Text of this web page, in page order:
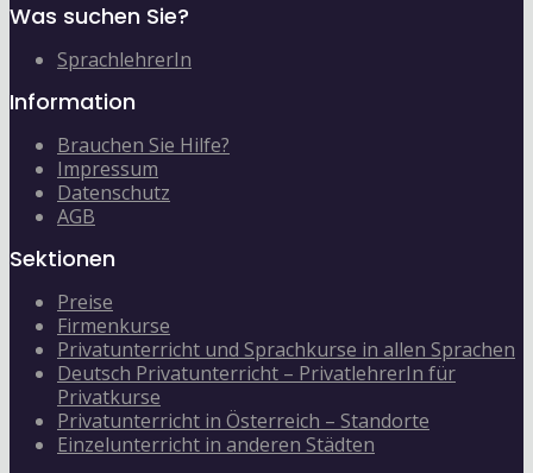
Was suchen Sie?
SprachlehrerIn
Information
Brauchen Sie Hilfe?
Impressum
Datenschutz
AGB
Sektionen
Preise
Firmenkurse
Privatunterricht und Sprachkurse in allen Sprachen
Deutsch Privatunterricht – PrivatlehrerIn für
Privatkurse
Privatunterricht in Österreich – Standorte
Einzelunterricht in anderen Städten